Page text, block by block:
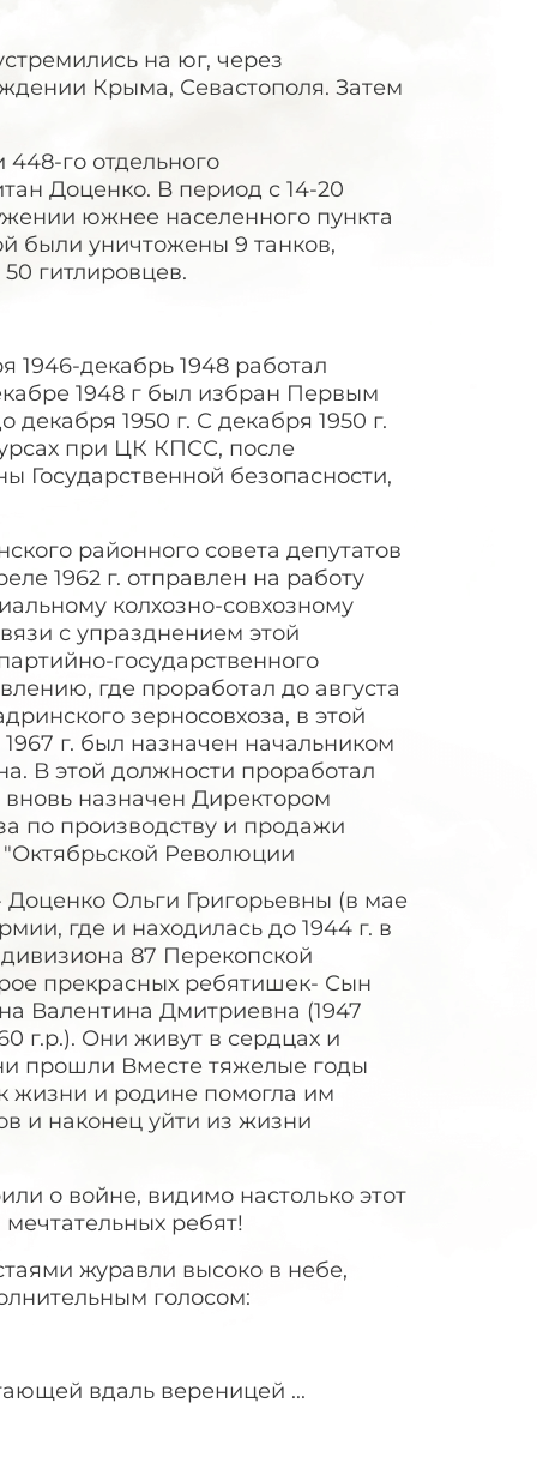
на юг, через
Крыма, Севастополя. Затем
го отдельного
Доценко. В период с 14-20
южнее населенного пункта
были уничтожены 9 танков,
гитлировцев.
декабрь 1948 работал
1948 г был избран Первым
1950 г. С декабря 1950 г.
при ЦК КПСС, после
Государственной безопасности,
районного совета депутатов
1962 г. отправлен на работу
колхозно-совхозному
с упразднением этой
государственного
где проработал до августа
зерносовхоза, в этой
г. был назначен начальником
В этой должности проработал
вновь назначен Директором
по производству и продажи
"Октябрьской Революции
Ольги Григорьевны (в мае
где и находилась до 1944 г. в
87 Перекопской
прекрасных ребятишек- Сын
Валентина Дмитриевна (1947
г.р.). Они живут в сердцах и
прошли Вместе тяжелые годы
жизни и родине помогла им
и наконец уйти из жизни
о войне, видимо настолько этот
ребят!
журавли высоко в небе,
голосом:
вдаль вереницей ...